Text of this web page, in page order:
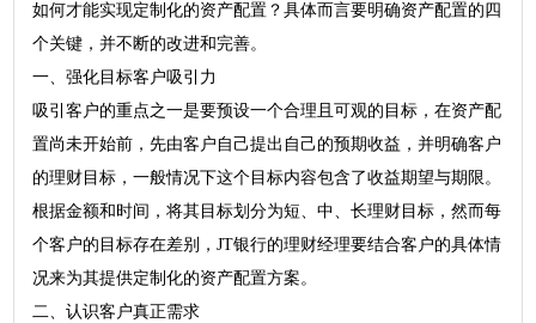
如何才能实现定制化的资产配置？具体而言要明确资产配置的四
个关键，并不断的改进和完善。
一、强化目标客户吸引力
吸引客户的重点之一是要预设一个合理且可观的目标，在资产配
置尚未开始前，先由客户自己提出自己的预期收益，并明确客户
的理财目标，一般情况下这个目标内容包含了收益期望与期限。
根据金额和时间，将其目标划分为短、中、长理财目标，然而每
个客户的目标存在差别，JT银行的理财经理要结合客户的具体情
况来为其提供定制化的资产配置方案。
二、认识客户真正需求